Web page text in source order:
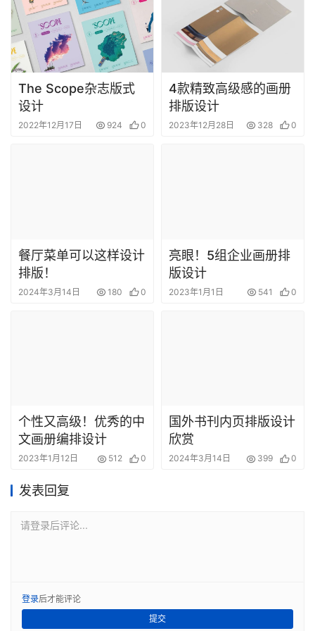
The Scope杂志版式
设计
2022年12月17日 924 0
4款精致高级感的画册
排版设计
2023年12月28日 328 0
餐厅菜单可以这样设计
排版！
2024年3月14日 180 0
亮眼！5组企业画册排
版设计
2023年1月1日 541 0
个性又高级！优秀的中
文画册编排设计
2023年1月12日 512 0
国外书刊内页排版设计
欣赏
2024年3月14日 399 0
发表回复
请登录后评论...
登录后才能评论
提交